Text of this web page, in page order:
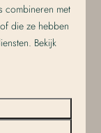
combineren met
die ze hebben
Bekijk